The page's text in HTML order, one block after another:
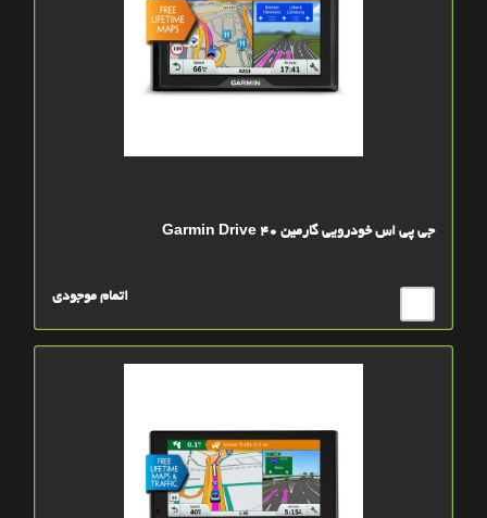
جی پی اس خودرویی گارمین Garmin Drive 40
اتمام موجودی